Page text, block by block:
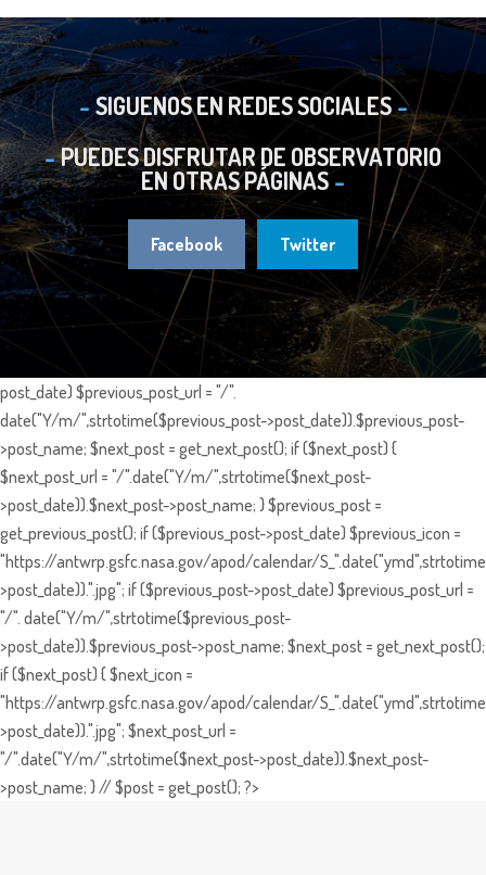
SIGUENOS EN REDES SOCIALES
PUEDES DISFRUTAR DE OBSERVATORIO
EN OTRAS PÁGINAS
Facebook Twitter
post_date) $previous_post_url = "/".
date("Y/m/",strtotime($previous_post->post_date)).$previous_post-
>post_name; $next_post = get_next_post(); if ($next_post) {
$next_post_url = "/".date("Y/m/",strtotime($next_post-
>post_date)).$next_post->post_name; } $previous_post =
get_previous_post(); if ($previous_post->post_date) $previous_icon =
"https://antwrp.gsfc.nasa.gov/apod/calendar/
>post_date)).".jpg"; if ($previous_post->post_date) $previous_post_url =
"/". date("Y/m/",strtotime($previous_post-
>post_date)).$previous_post->post_name; $next_post = get_next_post();
if ($next_post) { $next_icon =
"https://antwrp.gsfc.nasa.gov/apod/calendar/
>post_date)).".jpg"; $next_post_url =
"/".date("Y/m/",strtotime($next_post->post_date)).$next_post-
>post_name; } // $post = get_post(); ?>